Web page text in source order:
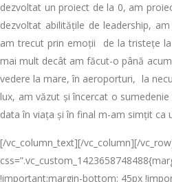
dezvoltat un proiect de la 0, am
dezvoltat abilitățile de leadership,
am trecut prin emoții de la tristețe
mai mult decât am făcut-o până
vedere la mare, în aeroporturi, la
lux, am văzut și încercat o
data în viața și în final m-am simțit ca
[/vc_column_text][/vc_column][/
!important;margin-bottom: 45px